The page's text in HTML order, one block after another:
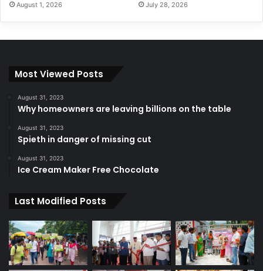
August 1, 2026 July 28, 2026
Most Viewed Posts
August 31, 2023
Why homeowners are leaving billions on the table
August 31, 2023
Spieth in danger of missing cut
August 31, 2023
Ice Cream Maker Free Chocolate
Last Modified Posts